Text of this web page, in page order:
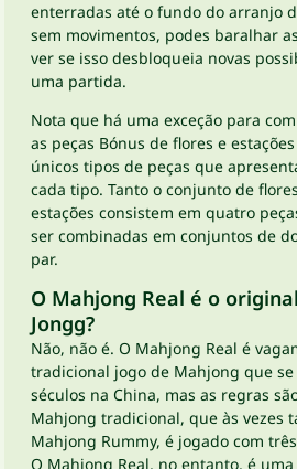
enterradas até o fundo do arranjo
sem movimentos, podes baralhar
ver se isso desbloqueia novas
uma partida.
Nota que há uma exceção para
as peças Bónus de flores e
únicos tipos de peças que
cada tipo. Tanto o conjunto de
estações consistem em quatro
ser combinadas em conjuntos de
par.
O Mahjong Real é o
Jongg?
Não, não é. O Mahjong Real é
tradicional jogo de Mahjong que
séculos na China, mas as regras
Mahjong tradicional, que às vezes
Mahjong Rummy, é jogado com
O Mahjong Real, no entanto, é